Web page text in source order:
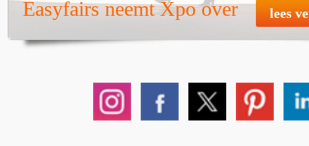
Easyfairs neemt Xpo over lees